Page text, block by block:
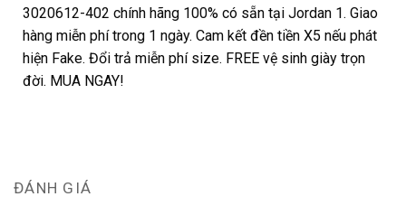
3020612-402 chính hãng 100% có sẵn tại Jordan 1. Giao
hàng miễn phí trong 1 ngày. Cam kết đền tiền X5 nếu phát
hiện Fake. Đổi trả miễn phí size. FREE vệ sinh giày trọn
đời. MUA NGAY!
ĐÁNH GIÁ